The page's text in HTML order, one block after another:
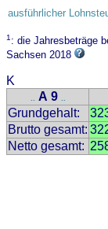
ausführlicher
1: die Jahresbeträge
Sachsen 2018
K
.. A 9 ..
Grundgehalt:
Brutto gesamt:
Netto gesamt: